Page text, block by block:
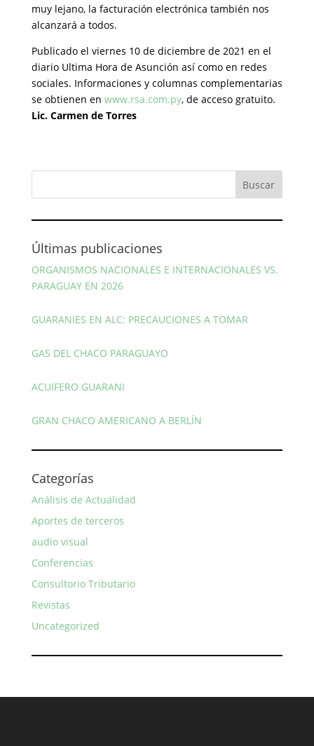
muy lejano, la facturación electrónica también nos
alcanzará a todos.
Publicado el viernes 10 de diciembre de 2021 en el
diario Ultima Hora de Asunción así como en redes
sociales. Informaciones y columnas complementarias
se obtienen en www.rsa.com.py, de acceso gratuito.
Lic. Carmen de Torres
Últimas publicaciones
ORGANISMOS NACIONALES E INTERNACIONALES VS.
PARAGUAY EN 2026
GUARANIES EN ALC: PRECAUCIONES A TOMAR
GAS DEL CHACO PARAGUAYO
ACUIFERO GUARANI
GRAN CHACO AMERICANO A BERLÍN
Categorías
Análisis de Actualidad
Aportes de terceros
audio visual
Conferencias
Consultorio Tributario
Revistas
Uncategorized